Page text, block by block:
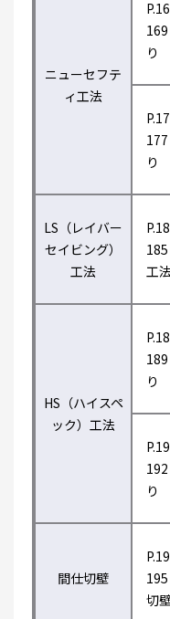
ニューセフテ
ィ工法
り
り
LS（レイバー
セイビング）
工法
工法
HS（ハイスペ
ック）工法
り
り
間仕切壁
切